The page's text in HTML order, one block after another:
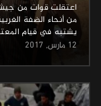
اعتقلت قوات من جيش
من أنحاء الضفة
يشتبه في قيام
12 مارس, 2017